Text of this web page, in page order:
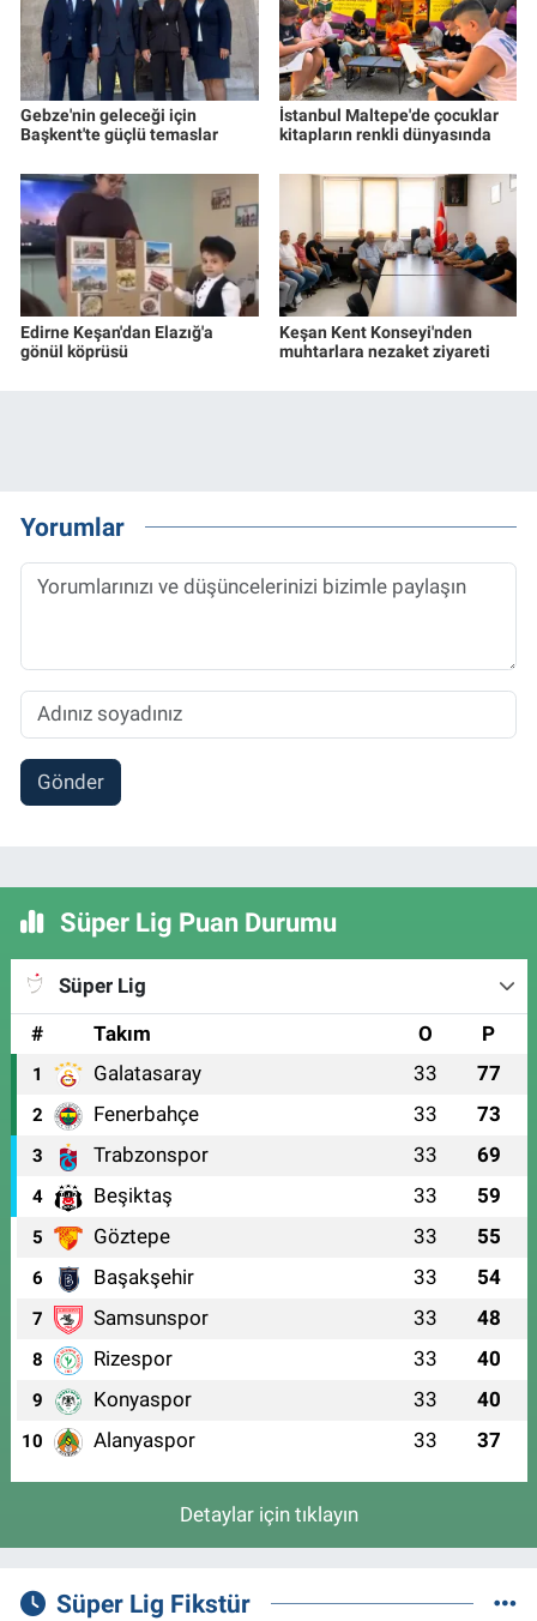
Gebze'nin geleceği için
Başkent'te güçlü temaslar
İstanbul Maltepe'de çocuklar
kitapların renkli dünyasında
Edirne Keşan'dan Elazığ'a
gönül köprüsü
Keşan Kent Konseyi'nden
muhtarlara nezaket ziyareti
Yorumlar
Gönder
Süper Lig Puan Durumu
Süper Lig
#
Takım O P
1 Galatasaray 33 77
2 Fenerbahçe 33 73
3 Trabzonspor 33 69
4 Beşiktaş 33 59
5 Göztepe 33 55
6 Başakşehir 33 54
7 Samsunspor 33 48
8 Rizespor 33 40
9 Konyaspor 33 40
10 Alanyaspor 33 37
Detaylar için tıklayın
Süper Lig Fikstür